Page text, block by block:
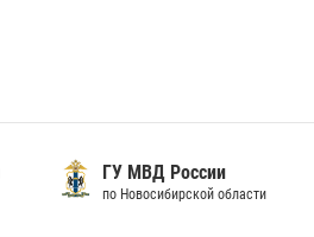
ГУ МВД России
по Новосибирской области